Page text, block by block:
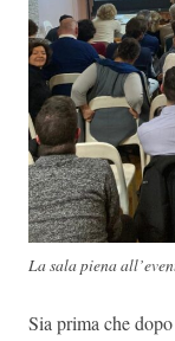
La sala piena
Sia prima che